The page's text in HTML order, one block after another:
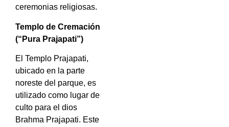
ceremonias religiosas.
Templo de Cremación
(“Pura Prajapati”)
El Templo Prajapati,
ubicado en la parte
noreste del parque, es
utilizado como lugar de
culto para el dios
Brahma Prajapati. Este